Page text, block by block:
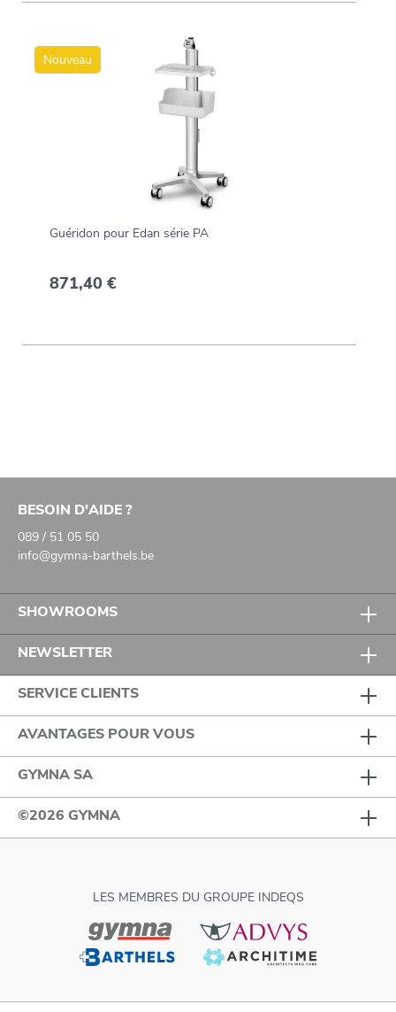
Nouveau
Guéridon pour Edan série PA
871,40 €
BESOIN D'AIDE ?
089 / 51 05 50
info@gymna-barthels.be
SHOWROOMS
NEWSLETTER
SERVICE CLIENTS
AVANTAGES POUR VOUS
GYMNA SA
©2026 GYMNA
LES MEMBRES DU GROUPE INDEQS